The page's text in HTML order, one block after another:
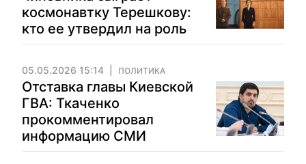
космонавтку Терешкову:
кто ее утвердил на роль
05.05.2026 15:14 ПОЛИТИКА
Отставка главы Киевской
ГВА: Ткаченко
прокомментировал
информацию СМИ